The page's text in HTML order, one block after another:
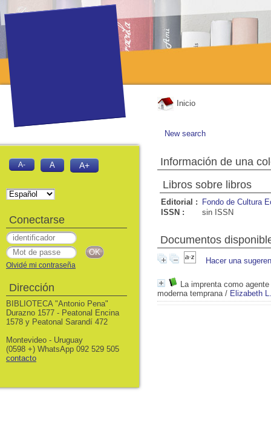
Inicio
New search
Información de una
Libros sobre libros
Editorial :
Fondo de Cultura
ISSN :
sin ISSN
Documentos
Hacer una
La imprenta como
moderna temprana/ Elizabeth
A- A A+
Conectarse
Olvidé mi contraseña
Dirección
BIBLIOTECA "Antonio Pena"
Durazno 1577 - Peatonal Encina
1578 y Peatonal Sarandí 472
Montevideo - Uruguay
(0598 +) WhatsApp 092 529 505
contacto